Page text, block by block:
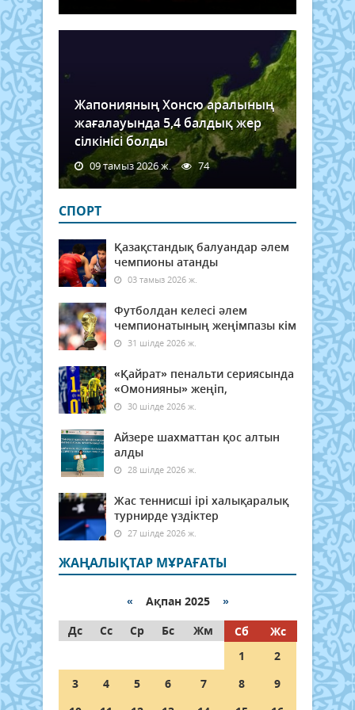
335
мың
Жапонияның Хонсю аралының
жағалауында 5,4 балдық жер
сілкінісі болды
09 тамыз 2026 ж. 74
СПОРТ
Қазақстандық балуандар әлем
чемпионы атанды
03 тамыз 2026 ж.
Футболдан келесі әлем
чемпионатының жеңімпазы кім
31 шілде 2026 ж.
«Қайрат» пенальти сериясында
«Омонияны» жеңіп,
30 шілде 2026 ж.
Айзере шахматтан қос алтын
алды
28 шілде 2026 ж.
Жас теннисші ірі халықаралық
турнирде үздіктер
27 шілде 2026 ж.
ЖАҢАЛЫҚТАР МҰРАҒАТЫ
« Ақпан 2025 »
Дс
Сс Ср Бс Жм Сб
Жс
1
2
3
4 5 6 7 8
9